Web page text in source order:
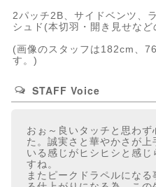
2パッチ2B、サイドベンツ、
シュド(本切羽・開き見せなど
(画像のスタッフは182cm、
す。)
STAFF Voice
おぉ～良いタッチと思わ
た。誠実さと華やかさが
いる感じがヒシヒシと感
すね。
またピークドラペルにな